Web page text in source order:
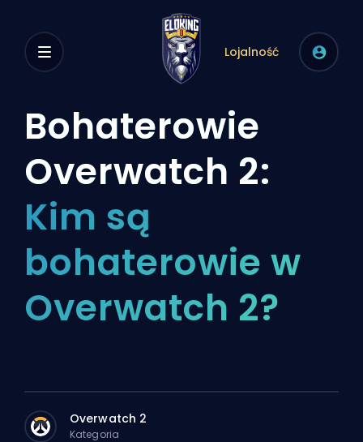
Lojalność
Bohaterowie
Overwatch 2:
Kim są
bohaterowie w
Overwatch 2?
Overwatch 2
Kategoria